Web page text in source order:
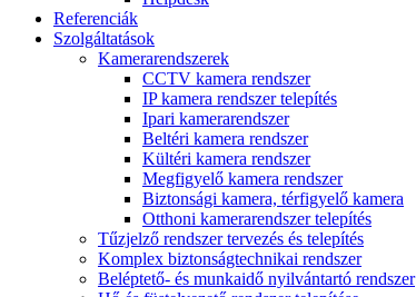
Referenciák
Szolgáltatások
Kamerarendszerek
CCTV kamera rendszer
IP kamera rendszer telepítés
Ipari kamerarendszer
Beltéri kamera rendszer
Kültéri kamera rendszer
Megfigyelő kamera rendszer
Biztonsági kamera, térfigyelő kamera
Otthoni kamerarendszer telepítés
Tűzjelző rendszer tervezés és telepítés
Komplex biztonságtechnikai rendszer
Beléptető- és munkaidő nyilvántartó rendszer